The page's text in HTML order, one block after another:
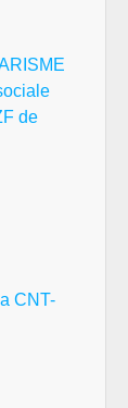
de
CNT-